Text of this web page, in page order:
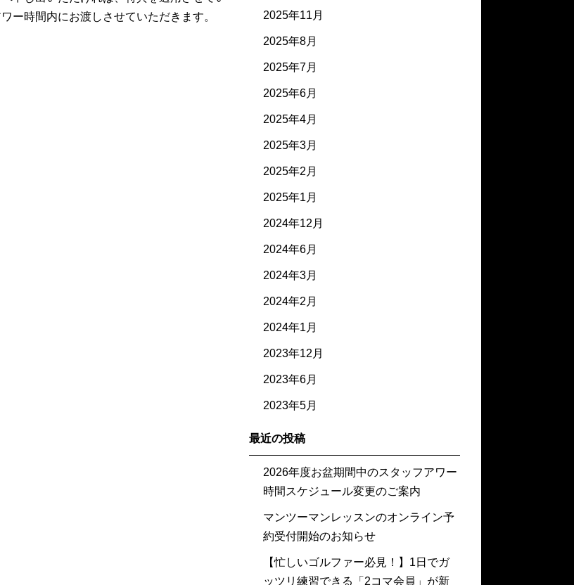
ー時間内にお渡しさせていただきます。
2025年11月
2025年8月
2025年7月
2025年6月
2025年4月
2025年3月
2025年2月
2025年1月
2024年12月
2024年6月
2024年3月
2024年2月
2024年1月
2023年12月
2023年6月
2023年5月
最近の投稿
2026年度お盆期間中のスタッフアワー
時間スケジュール変更のご案内
マンツーマンレッスンのオンライン予
約受付開始のお知らせ
【忙しいゴルファー必見！】1日でガ
ッツリ練習できる「2コマ会員」が新